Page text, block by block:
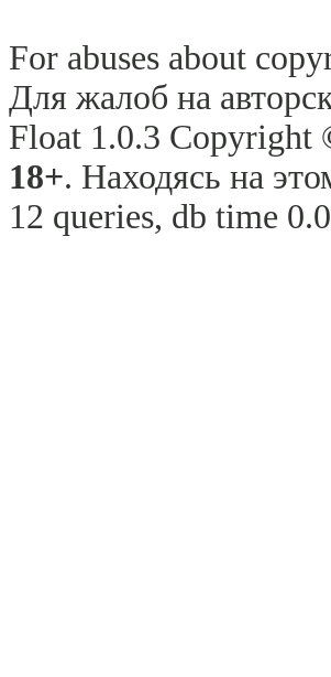
For abuses about
Для жалоб на
Float 1.0.3 Copyright
18+. Находясь на
12 queries, db time